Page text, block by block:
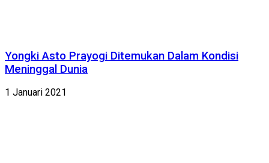
Yongki Asto Prayogi Ditemukan Dalam Kondisi
Meninggal Dunia
1 Januari 2021